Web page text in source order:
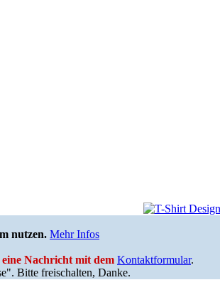
nutzen. Mehr Infos
Nachricht mit dem Kontaktformular.
Bitte freischalten, Danke.